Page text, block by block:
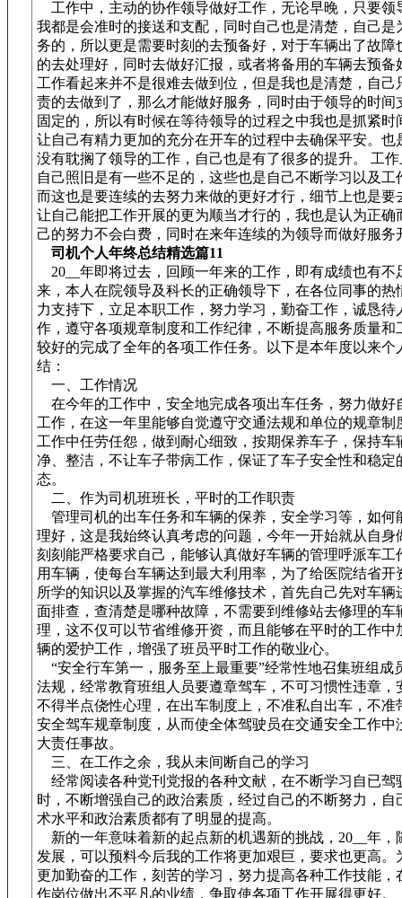
工作中，主动的协作领导做好工作，无论早晚，只要领
我都是会准时的接送和支配，同时自己也是清楚，自己是
务的，所以更是需要时刻的去预备好，对于车辆出了故障
的去处理好，同时去做好汇报，或者将备用的车辆去预备
工作看起来并不是很难去做到位，但是我也是清楚，自己
责的去做到了，那么才能做好服务，同时由于领导的时间
固定的，所以有时候在等待领导的过程之中我也是抓紧时
让自己有精力更加的充分在开车的过程中去确保平安。也
没有耽搁了领导的工作，自己也是有了很多的提升。 工
自己照旧是有一些不足的，这些也是自己不断学习以及工
而这也是要连续的去努力来做的更好才行，细节上也是要
让自己能把工作开展的更为顺当才行的，我也是认为正确
己的努力不会白费，同时在来年连续的为领导而做好服务
司机个人年终总结精选篇11
20__年即将过去，回顾一年来的工作，即有成绩也有不
来，本人在院领导及科长的正确领导下，在各位同事的热
力支持下，立足本职工作，努力学习，勤奋工作，诚恳待
作，遵守各项规章制度和工作纪律，不断提高服务质量和
较好的完成了全年的各项工作任务。以下是本年度以来个
结：
一、工作情况
在今年的工作中，安全地完成各项出车任务，努力做好
工作，在这一年里能够自觉遵守交通法规和单位的规章制
工作中任劳任怨，做到耐心细致，按期保养车子，保持车
净、整洁，不让车子带病工作，保证了车子安全性和稳定
态。
二、作为司机班班长，平时的工作职责
管理司机的出车任务和车辆的保养，安全学习等，如何
理好，这是我始终认真考虑的问题，今年一开始就从自身
刻刻能严格要求自己，能够认真做好车辆的管理呼派车工
用车辆，使每台车辆达到最大利用率，为了给医院结省开
所学的知识以及掌握的汽车维修技术，首先自己先对车辆
面排查，查清楚是哪种故障，不需要到维修站去修理的车
理，这不仅可以节省维修开资，而且能够在平时的工作中
辆的爱护工作，增强了班员平时工作的敬业心。
“安全行车第一，服务至上最重要”经常性地召集班组成
法规，经常教育班组人员要遵章驾车，不可习惯性违章，
不得半点侥性心理，在出车制度上，不准私自出车，不准
安全驾车规章制度，从而使全体驾驶员在交通安全工作中
大责任事故。
三、在工作之余，我从未间断自己的学习
经常阅读各种党刊党报的各种文献，在不断学习自已驾
时，不断增强自己的政治素质，经过自己的不断努力，自
术水平和政治素质都有了明显的提高。
新的一年意味着新的起点新的机遇新的挑战，20__年，
发展，可以预料今后我的工作将更加艰巨，要求也更高。
更加勤奋的工作，刻苦的学习，努力提高各种工作技能，
作岗位做出不平凡的业绩，争取使各项工作开展得更好。